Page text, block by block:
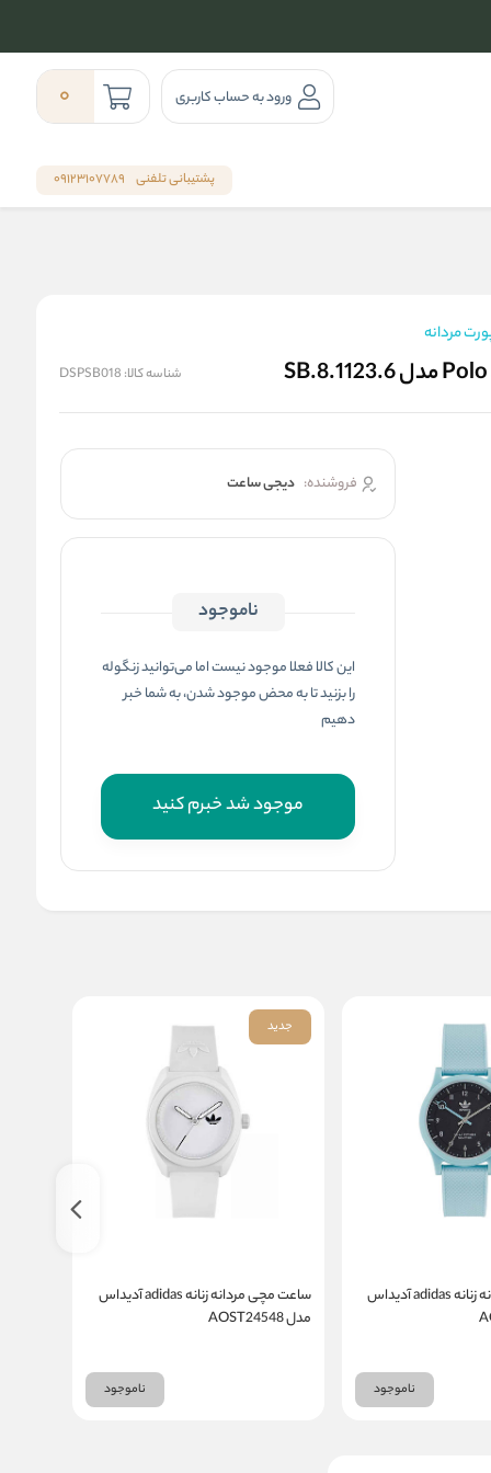
ورود به حساب کاربری 0
پشتیبانی تلفنی 09123107789
مردانه
شناسه کالا: DSPSB018
فروشنده: دیجی ساعت
ناموجود
این کالا فعلا موجود نیست اما می‌توانید زنگوله
را بزنید تا به محض موجود شدن، به شما خبر
دهیم
موجود شد خبرم کنید
ساعت مچی مردانه زنانه adidas آدیداس
ناموجود
جدید
ساعت مچی مردانه زنانه adidas آدیداس
مدل AOST24548
ناموجود